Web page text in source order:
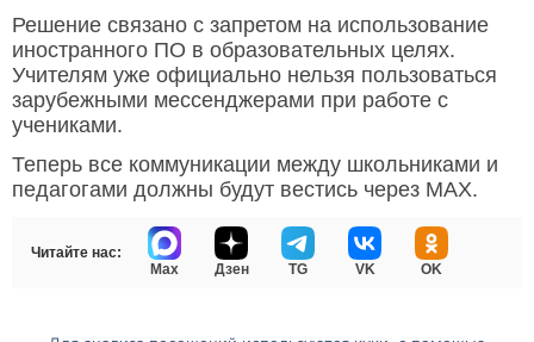
Решение связано с запретом на использование
иностранного ПО в образовательных целях.
Учителям уже официально нельзя пользоваться
зарубежными мессенджерами при работе с
учениками.
Теперь все коммуникации между школьниками и
педагогами должны будут вестись через MAX.
Читайте нас:
Max
Дзен TG VK OK